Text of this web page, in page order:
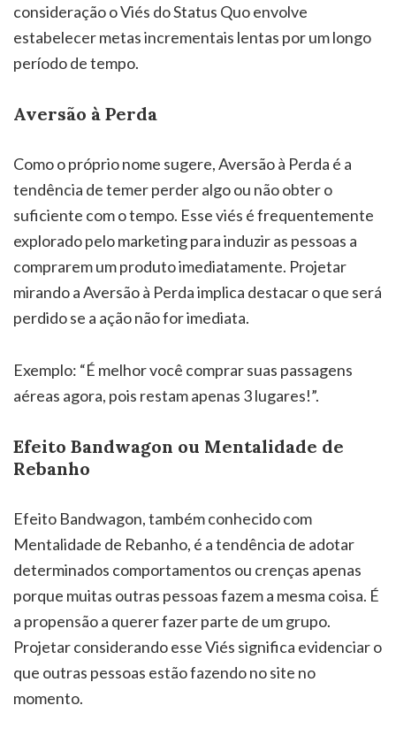
consideração o Viés do Status Quo envolve
estabelecer metas incrementais lentas por um longo
período de tempo.
Aversão à Perda
Como o próprio nome sugere, Aversão à Perda é a
tendência de temer perder algo ou não obter o
suficiente com o tempo. Esse viés é frequentemente
explorado pelo marketing para induzir as pessoas a
comprarem um produto imediatamente. Projetar
mirando a Aversão à Perda implica destacar o que será
perdido se a ação não for imediata.
Exemplo: “É melhor você comprar suas passagens
aéreas agora, pois restam apenas 3 lugares!”.
Efeito Bandwagon ou Mentalidade de
Rebanho
Efeito Bandwagon, também conhecido com
Mentalidade de Rebanho, é a tendência de adotar
determinados comportamentos ou crenças apenas
porque muitas outras pessoas fazem a mesma coisa. É
a propensão a querer fazer parte de um grupo.
Projetar considerando esse Viés significa evidenciar o
que outras pessoas estão fazendo no site no
momento.